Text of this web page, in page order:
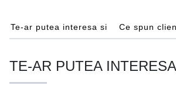
Te-ar putea interesa si Ce spun
TE-AR PUTEA